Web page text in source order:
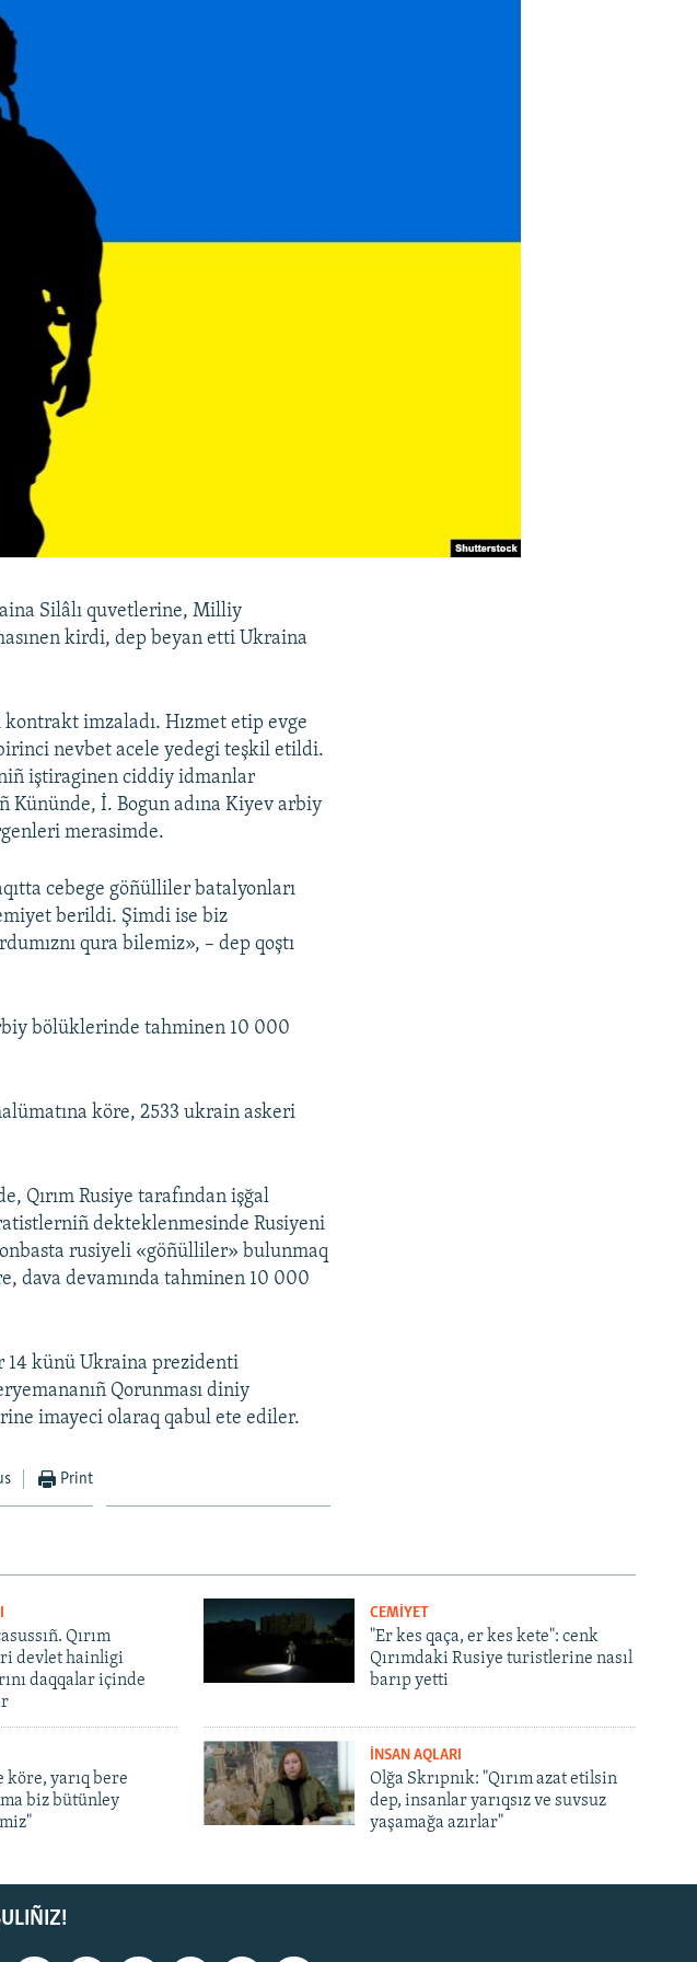
Silâlı quvetlerine, Milliy
kirdi, dep beyan etti Ukraina
imzaladı. Hızmet etip evge
nevbet acele yedegi teşkil etildi.
iştiraginen ciddiy idmanlar
Kününde, İ. Bogun adına Kiyev arbiy
merasimde.
cebege göñülliler batalyonları
berildi. Şimdi ise biz
qura bilemiz», – dep qoştı
bölüklerinde tahminen 10 000
köre, 2533 ukrain askeri
Qırım Rusiye tarafından işğal
dekteklenmesinde Rusiyeni
rusiyeli «göñülliler» bulunmaq
dava devamında tahminen 10 000
14 künü Ukraina prezidenti
Qorunması diniy
imayeci olaraq qabul ete ediler.
Print
Qırım
devlet hainligi
daqqalar içinde
CEMİYET
"Er kes qaça, er kes kete": cenk
Qırımdaki Rusiye turistlerine nasıl
barıp yetti
köre, yarıq bere
biz bütünley
İNSAN AQLARI
Olğa Skrıpnık: "Qırım azat etilsin
dep, insanlar yarıqsız ve suvsuz
yaşamağa azırlar"